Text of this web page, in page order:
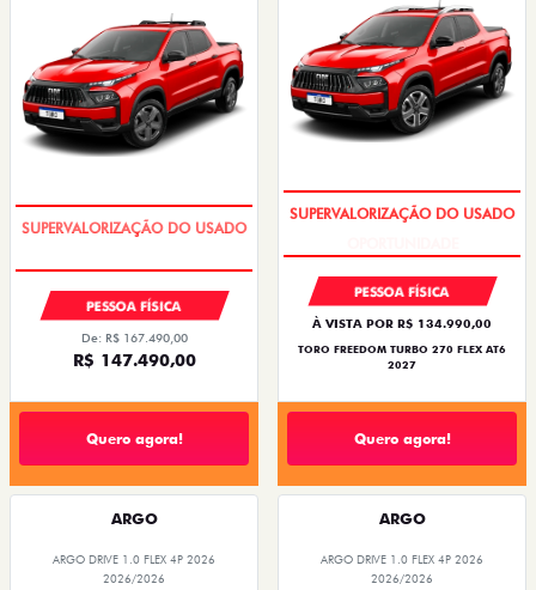
COM USADO NA TROCA
PESSOA FÍSICA
De: R$ 167.490,00
R$ 147.490,00
Quero agora!
OPORTUNIDADE
PESSOA FÍSICA
À VISTA POR R$ 134.990,00
TORO FREEDOM TURBO 270 FLEX AT6
2027
Quero agora!
ARGO
ARGO DRIVE 1.0 FLEX 4P 2026
2026/2026
ARGO
ARGO DRIVE 1.0 FLEX 4P 2026
2026/2026